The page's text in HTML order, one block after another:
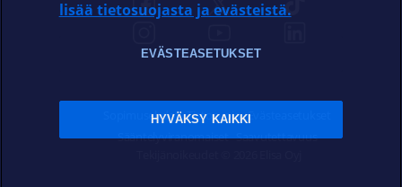
Sopimusehdot Tietosuoja Evästeasetukset
Sääntelyviranomaiset Saavutettavuus
lisää tietosuojasta ja evästeistä.
EVÄSTEASETUKSET
HYVÄKSY KAIKKI